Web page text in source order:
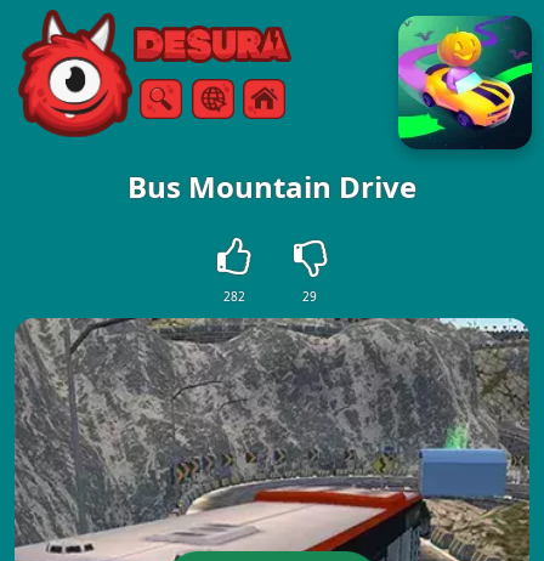
Free Online Games
ค้นหา เมนู
Bus Mountain Drive
282 29